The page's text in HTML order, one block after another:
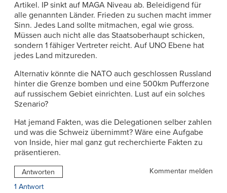
Artikel. IP sinkt auf MAGA Niveau ab. Beleidigend für
alle genannten Länder. Frieden zu suchen macht immer
Sinn. Jedes Land sollte mitmachen, egal wie gross.
Müssen auch nicht alle das Staatsoberhaupt schicken,
sondern 1 fähiger Vertreter reicht. Auf UNO Ebene hat
jedes Land mitzureden.
Alternativ könnte die NATO auch geschlossen Russland
hinter die Grenze bomben und eine 500km Pufferzone
auf russischem Gebiet einrichten. Lust auf ein solches
Szenario?
Hat jemand Fakten, was die Delegationen selber zahlen
und was die Schweiz übernimmt? Wäre eine Aufgabe
von Inside, hier mal ganz gut recherchierte Fakten zu
präsentieren.
Antworten
Kommentar melden
1 Antwort